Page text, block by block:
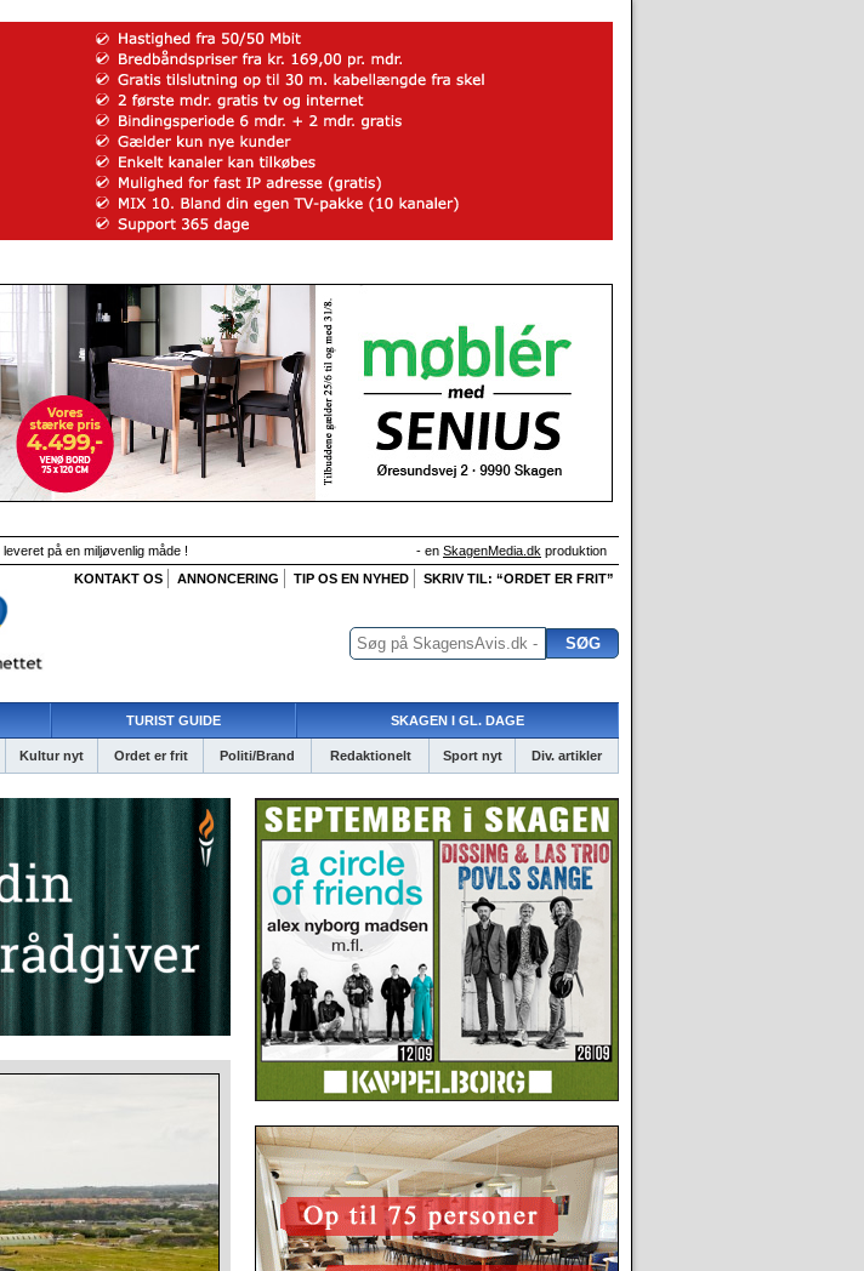
på en miljøvenlig måde ! - en SkagenMedia.dk produktion
KONTAKT OS
ANNONCERING TIP OS EN NYHED SKRIV TIL: “ORDET ER FRIT”
TURIST GUIDE SKAGEN I GL. DAGE
Kultur nyt Ordet er frit Politi/Brand Redaktionelt Sport nyt Div. artikler